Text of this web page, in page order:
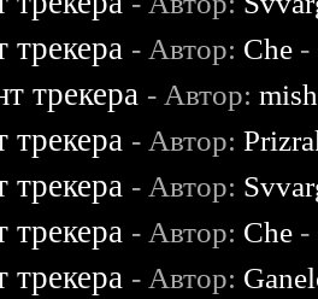
трекера - Автор: Che -
трекера - Автор:
трекера - Автор:
трекера - Автор:
трекера - Автор: Che -
трекера - Автор: